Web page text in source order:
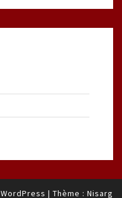
WordPress | Thème : Nisarg